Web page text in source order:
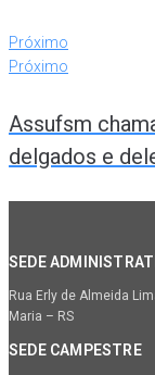
Próximo
Próximo
Assufsm
delgados e
SEDE
Rua Erly de Almeida
Maria – RS
SEDE CAMPESTRE